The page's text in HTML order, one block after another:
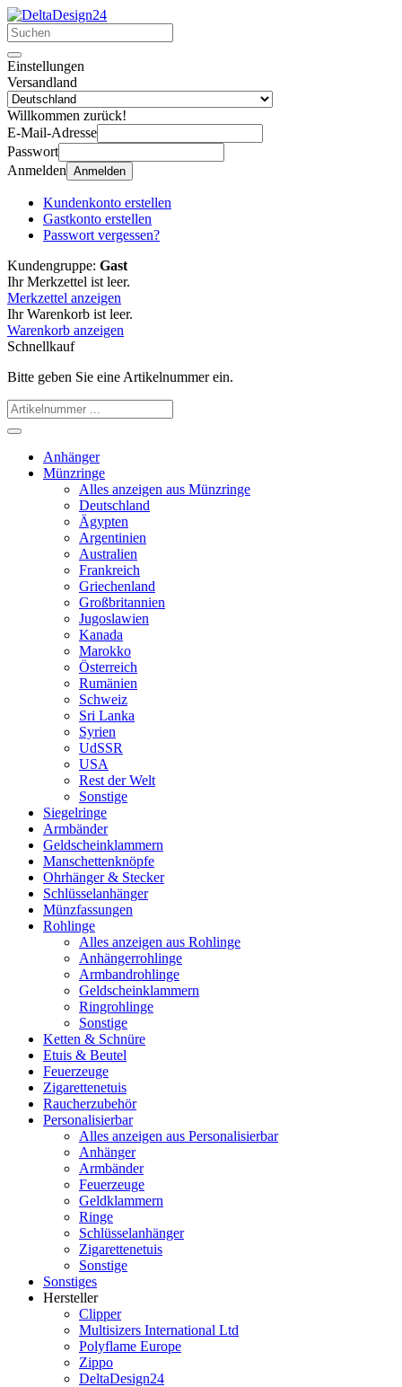
Einstellungen
Versandland
Willkommen zurück!
E-Mail-Adresse
Passwort
Anmelden Anmelden
Kundenkonto erstellen
Gastkonto erstellen
Passwort vergessen?
Kundengruppe: Gast
Ihr Merkzettel ist leer.
Merkzettel anzeigen
Ihr Warenkorb ist leer.
Warenkorb anzeigen
Schnellkauf
Bitte geben Sie eine Artikelnummer ein.
Anhänger
Münzringe
Alles anzeigen aus Münzringe
Deutschland
Ägypten
Argentinien
Australien
Frankreich
Griechenland
Großbritannien
Jugoslawien
Kanada
Marokko
Österreich
Rumänien
Schweiz
Sri Lanka
Syrien
UdSSR
USA
Rest der Welt
Sonstige
Siegelringe
Armbänder
Geldscheinklammern
Manschettenknöpfe
Ohrhänger & Stecker
Schlüsselanhänger
Münzfassungen
Rohlinge
Alles anzeigen aus Rohlinge
Anhängerrohlinge
Armbandrohlinge
Geldscheinklammern
Ringrohlinge
Sonstige
Ketten & Schnüre
Etuis & Beutel
Feuerzeuge
Zigarettenetuis
Raucherzubehör
Personalisierbar
Alles anzeigen aus Personalisierbar
Anhänger
Armbänder
Feuerzeuge
Geldklammern
Ringe
Schlüsselanhänger
Zigarettenetuis
Sonstige
Sonstiges
Hersteller
Clipper
Multisizers International Ltd
Polyflame Europe
Zippo
DeltaDesign24